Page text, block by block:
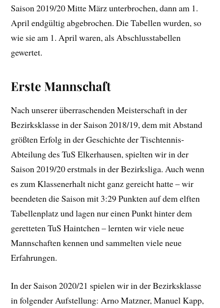
Saison 2019/20 Mitte März unterbrochen, dann am 1.
April endgültig abgebrochen. Die Tabellen wurden, so
wie sie am 1. April waren, als Abschlusstabellen
gewertet.
Erste Mannschaft
Nach unserer überraschenden Meisterschaft in der
Bezirksklasse in der Saison 2018/19, dem mit Abstand
größten Erfolg in der Geschichte der Tischtennis-
Abteilung des TuS Elkerhausen, spielten wir in der
Saison 2019/20 erstmals in der Bezirksliga. Auch wenn
es zum Klassenerhalt nicht ganz gereicht hatte – wir
beendeten die Saison mit 3:29 Punkten auf dem elften
Tabellenplatz und lagen nur einen Punkt hinter dem
geretteten TuS Haintchen – lernten wir viele neue
Mannschaften kennen und sammelten viele neue
Erfahrungen.
In der Saison 2020/21 spielen wir in der Bezirksklasse
in folgender Aufstellung: Arno Matzner, Manuel Kapp,